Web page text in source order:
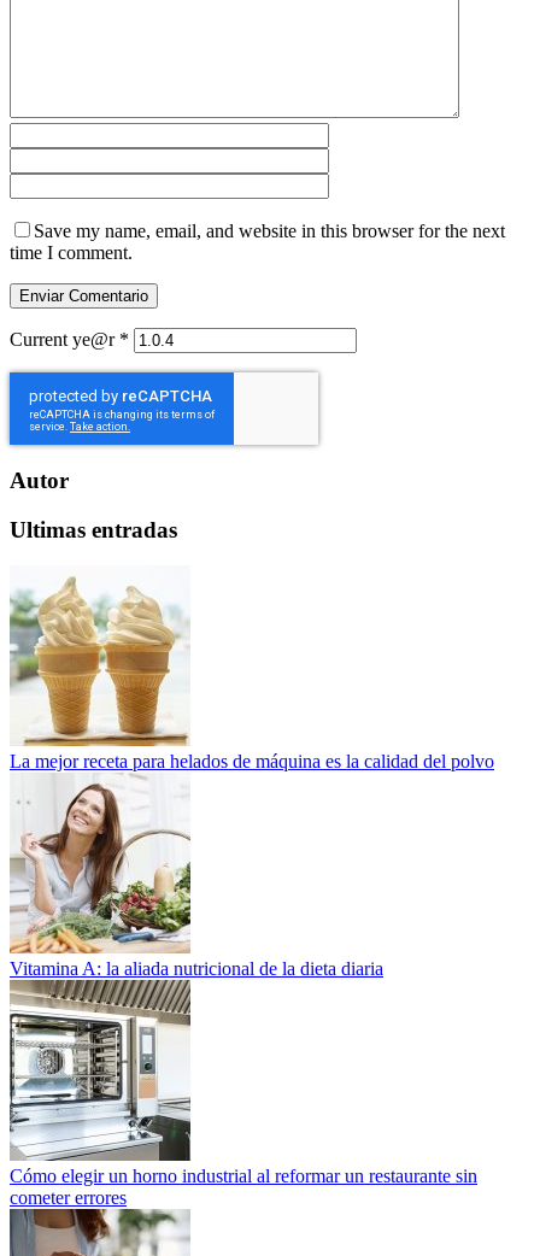
Save my name, email, and website in this browser for the next
time I comment.
Current ye@r *
Autor
Ultimas entradas
La mejor receta para helados de máquina es la calidad del polvo
Vitamina A: la aliada nutricional de la dieta diaria
Cómo elegir un horno industrial al reformar un restaurante sin
cometer errores